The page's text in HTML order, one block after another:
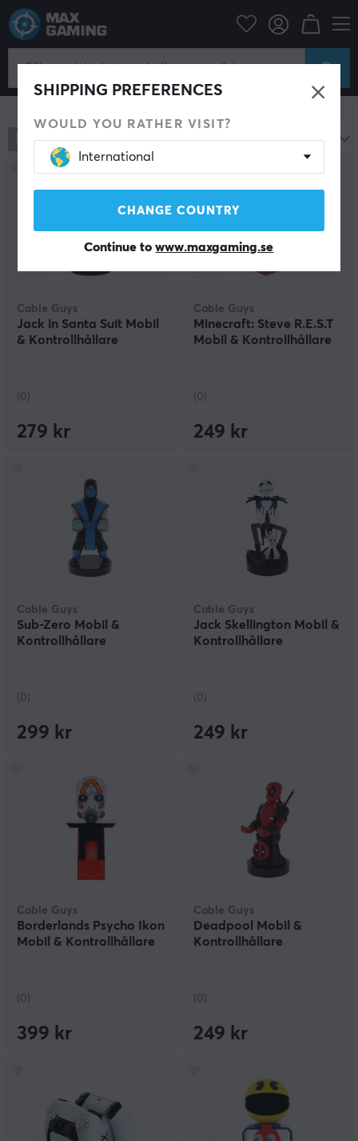
SHIPPING PREFERENCES
WOULD YOU RATHER VISIT?
International
CHANGE COUNTRY
Continue towww.maxgaming.se
Konsol Övrig utrustning
Övrig PS5 Utrustning
109 produkter Mest populära
Cable Guys
Jack in Santa Suit Mobil
& Kontrollhållare
(0)
279 kr
Cable Guys
Minecraft: Steve R.E.S.T
Mobil & Kontrollhållare
(0)
249 kr
Cable Guys
Sub-Zero Mobil &
Kontrollhållare
(0)
299 kr
Cable Guys
Jack Skellington Mobil &
Kontrollhållare
(0)
249 kr
Cable Guys
Borderlands Psycho Ikon
Mobil & Kontrollhållare
(0)
399 kr
Cable Guys
Deadpool Mobil &
Kontrollhållare
(0)
249 kr